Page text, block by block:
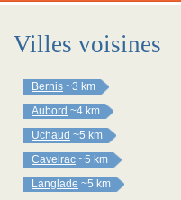
Villes voisines
Bernis ~3 km
Aubord ~4 km
Uchaud ~5 km
Caveirac ~5 km
Langlade ~5 km